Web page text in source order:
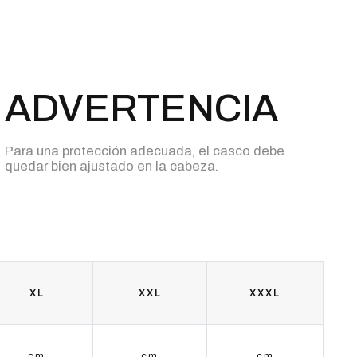
ADVERTENCIA
Para una protección adecuada, el casco debe
quedar bien ajustado en la cabeza.
XL XXL XXXL